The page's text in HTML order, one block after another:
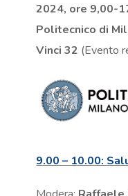
2024, ore 9,00-
Politecnico di
Vinci 32 (Evento
9.00 – 10.00: